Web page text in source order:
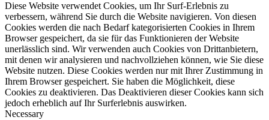
Diese Website verwendet Cookies, um Ihr Surf-Erlebnis zu
verbessern, während Sie durch die Website navigieren. Von diesen
Cookies werden die nach Bedarf kategorisierten Cookies in Ihrem
Browser gespeichert, da sie für das Funktionieren der Website
unerlässlich sind. Wir verwenden auch Cookies von Drittanbietern,
mit denen wir analysieren und nachvollziehen können, wie Sie diese
Website nutzen. Diese Cookies werden nur mit Ihrer Zustimmung in
Ihrem Browser gespeichert. Sie haben die Möglichkeit, diese
Cookies zu deaktivieren. Das Deaktivieren dieser Cookies kann sich
jedoch erheblich auf Ihr Surferlebnis auswirken.
Necessary